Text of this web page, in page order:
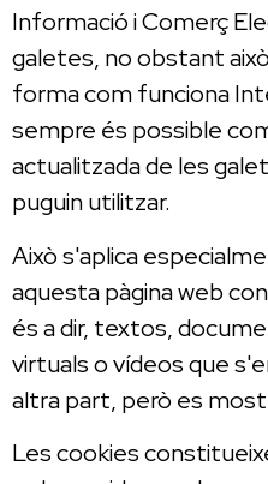
Informació i Comerç
galetes, no obstant
forma com funciona
sempre és possible
actualitzada de les
puguin utilitzar.
Això s'aplica
aquesta pàgina web
és a dir, textos,
virtuals o vídeos que
altra part, però es
Les cookies